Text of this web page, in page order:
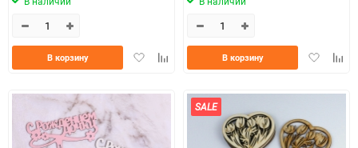
ДобавитьДобавить
В корзину
Добавить
В корзину
SALE